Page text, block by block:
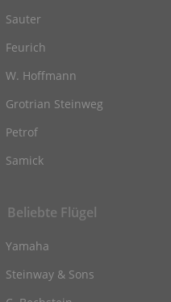
Sauter
Feurich
W. Hoffmann
Grotrian Steinweg
Petrof
Samick
Beliebte Flügel
Yamaha
Steinway & Sons